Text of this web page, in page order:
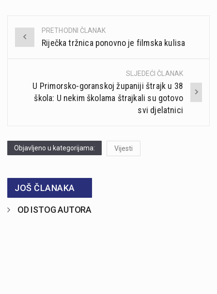
Post
navigation
PRETHODNI ČLANAK
Riječka tržnica ponovno je filmska kulisa
SLJEDEĆI ČLANAK
U Primorsko-goranskoj županiji štrajk u 38
škola: U nekim školama štrajkali su gotovo
svi djelatnici
Objavljeno u kategorijama: Vijesti
JOŠ ČLANAKA
OD ISTOG AUTORA